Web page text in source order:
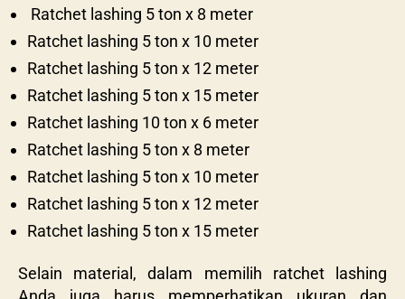
Ratchet lashing 5 ton x 8 meter
Ratchet lashing 5 ton x 10 meter
Ratchet lashing 5 ton x 12 meter
Ratchet lashing 5 ton x 15 meter
Ratchet lashing 10 ton x 6 meter
Ratchet lashing 5 ton x 8 meter
Ratchet lashing 5 ton x 10 meter
Ratchet lashing 5 ton x 12 meter
Ratchet lashing 5 ton x 15 meter
Selain material, dalam memilih ratchet lashing